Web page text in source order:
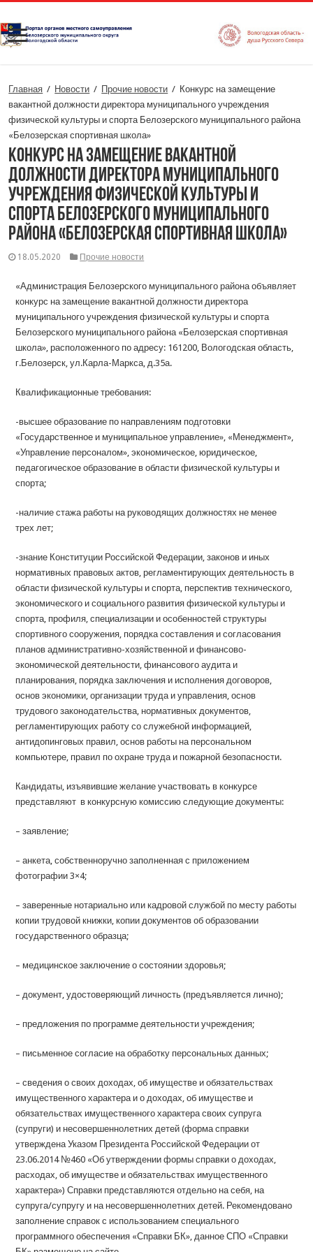
Главная / Новости / Прочие новости / Конкурс на замещение
вакантной должности директора муниципального учреждения
физической культуры и спорта Белозерского муниципального района
«Белозерская спортивная школа»
Конкурс на замещение вакантной
должности директора муниципального
учреждения физической культуры и
спорта Белозерского муниципального
района «Белозерская спортивная школа»
18.05.2020 Прочие новости
«Администрация Белозерского муниципального района объявляет
конкурс на замещение вакантной должности директора
муниципального учреждения физической культуры и спорта
Белозерского муниципального района «Белозерская спортивная
школа», расположенного по адресу: 161200, Вологодская область,
г.Белозерск, ул.Карла-Маркса, д.35а.
Квалификационные требования:
-высшее образование по направлениям подготовки
«Государственное и муниципальное управление», «Менеджмент»,
«Управление персоналом», экономическое, юридическое,
педагогическое образование в области физической культуры и
спорта;
-наличие стажа работы на руководящих должностях не менее
трех лет;
-знание Конституции Российской Федерации, законов и иных
нормативных правовых актов, регламентирующих деятельность в
области физической культуры и спорта, перспектив технического,
экономического и социального развития физической культуры и
спорта, профиля, специализации и особенностей структуры
спортивного сооружения, порядка составления и согласования
планов административно-хозяйственной и финансово-
экономической деятельности, финансового аудита и
планирования, порядка заключения и исполнения договоров,
основ экономики, организации труда и управления, основ
трудового законодательства, нормативных документов,
регламентирующих работу со служебной информацией,
антидопинговых правил, основ работы на персональном
компьютере, правил по охране труда и пожарной безопасности.
Кандидаты, изъявившие желание участвовать в конкурсе
представляют в конкурсную комиссию следующие документы:
– заявление;
– анкета, собственноручно заполненная с приложением
фотографии 3×4;
– заверенные нотариально или кадровой службой по месту работы
копии трудовой книжки, копии документов об образовании
государственного образца;
– медицинское заключение о состоянии здоровья;
– документ, удостоверяющий личность (предъявляется лично);
– предложения по программе деятельности учреждения;
– письменное согласие на обработку персональных данных;
– сведения о своих доходах, об имуществе и обязательствах
имущественного характера и о доходах, об имуществе и
обязательствах имущественного характера своих супруга
(супруги) и несовершеннолетних детей (форма справки
утверждена Указом Президента Российской Федерации от
23.06.2014 №460 «Об утверждении формы справки о доходах,
расходах, об имуществе и обязательствах имущественного
характера») Справки представляются отдельно на себя, на
супруга/супругу и на несовершеннолетних детей. Рекомендовано
заполнение справок с использованием специального
программного обеспечения «Справки БК», данное СПО «Справки